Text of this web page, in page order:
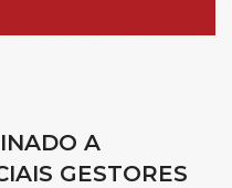
A
GESTORES